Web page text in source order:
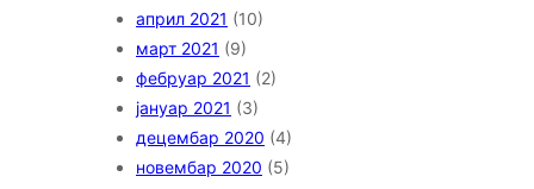
април 2021 (10)
март 2021 (9)
фебруар 2021 (2)
јануар 2021 (3)
децембар 2020 (4)
новембар 2020 (5)